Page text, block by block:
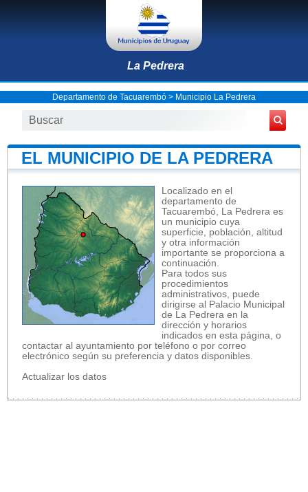
La Pedrera
Departamento de Tacuarembó > Municipio La Pedrera
EL MUNICIPIO DE LA PEDRERA
Localizado en el
departamento de
Tacuarembó, La Pedrera es
un municipio cuya
superficie, población, altitud
y otra información
importante se proporciona a
continuación.
Para todos sus
procedimientos
administrativos, puede
dirigirse al Palacio Municipal
de La Pedrera en la
dirección y horarios
indicados en esta página, o
contactar al ayuntamiento por teléfono o por correo
electrónico según su preferencia y datos disponibles.
Actualizar los datos